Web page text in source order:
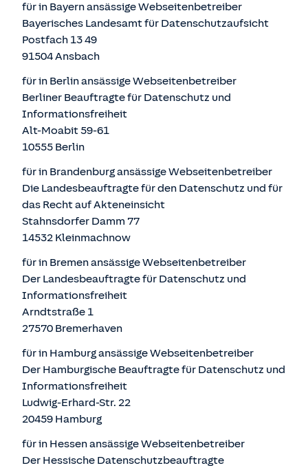
für in Bayern ansässige Webseitenbetreiber
Bayerisches Landesamt für Datenschutzaufsicht
Postfach 13 49
91504 Ansbach
für in Berlin ansässige Webseitenbetreiber
Berliner Beauftragte für Datenschutz und
Informationsfreiheit
Alt-Moabit 59-61
10555 Berlin
für in Brandenburg ansässige Webseitenbetreiber
Die Landesbeauftragte für den Datenschutz und für
das Recht auf Akteneinsicht
Stahnsdorfer Damm 77
14532 Kleinmachnow
für in Bremen ansässige Webseitenbetreiber
Der Landesbeauftragte für Datenschutz und
Informationsfreiheit
Arndtstraße 1
27570 Bremerhaven
für in Hamburg ansässige Webseitenbetreiber
Der Hamburgische Beauftragte für Datenschutz und
Informationsfreiheit
Ludwig-Erhard-Str. 22
20459 Hamburg
für in Hessen ansässige Webseitenbetreiber
Der Hessische Datenschutzbeauftragte